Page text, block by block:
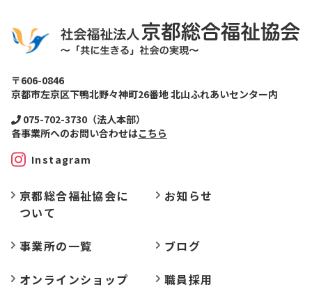
〒606-0846
京都市左京区下鴨北野々神町26番地 北山ふれあいセンター内
075-702-3730（法人本部）
各事業所へのお問い合わせはこちら
Instagram
京都総合福祉協会に
ついて
お知らせ
事業所の一覧
ブログ
オンラインショップ
職員採用